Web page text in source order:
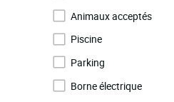
Animaux acceptés
Piscine
Parking
Borne électrique